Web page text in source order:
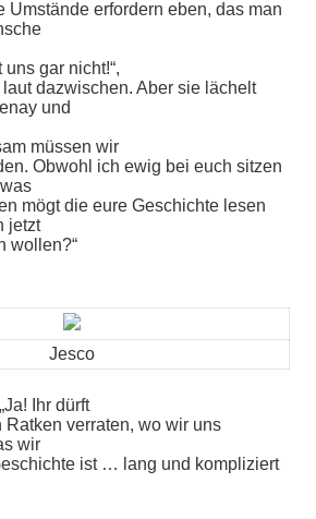
Umstände erfordern eben, das man
gar nicht!“,
dazwischen. Aber sie lächelt
und
müssen wir
Obwohl ich ewig bei euch sitzen
mögt die eure Geschichte lesen
jetzt
wollen?“
Jesco
Ihr dürft
verraten, wo wir uns
wir
ist … lang und kompliziert